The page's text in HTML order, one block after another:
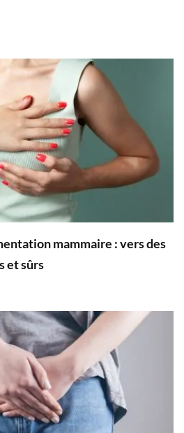
mammaire : vers des
et sûrs